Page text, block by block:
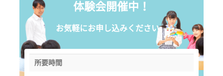
体験会開催中！
お気軽にお申し込みください。
所要時間